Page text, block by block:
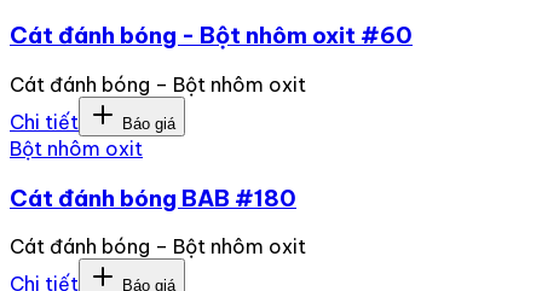
Cát đánh bóng - Bột nhôm oxit #60
Cát đánh bóng – Bột nhôm oxit
Chi tiết
Báo giá
Bột nhôm oxit
Cát đánh bóng BAB #180
Cát đánh bóng – Bột nhôm oxit
Chi tiết
Báo giá